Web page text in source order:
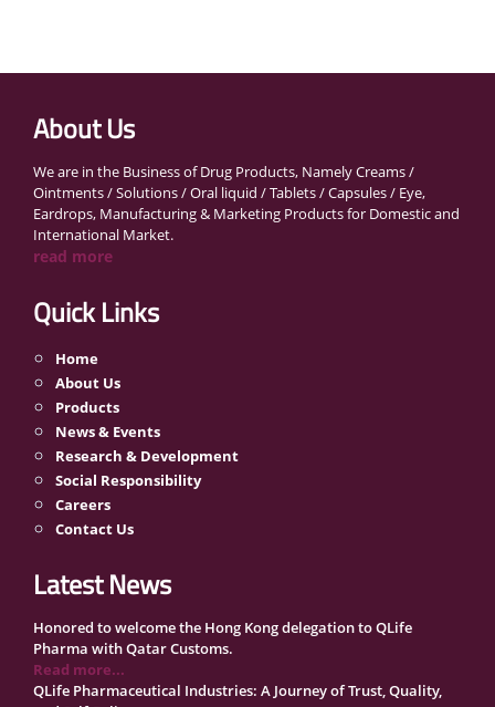
About Us
We are in the Business of Drug Products, Namely Creams /
Ointments / Solutions / Oral liquid / Tablets / Capsules / Eye,
Eardrops, Manufacturing & Marketing Products for Domestic and
International Market.
read more
Quick Links
Home
About Us
Products
News & Events
Research & Development
Social Responsibility
Careers
Contact Us
Latest News
Honored to welcome the Hong Kong delegation to QLife
Pharma with Qatar Customs.
Read more...
QLife Pharmaceutical Industries: A Journey of Trust, Quality,